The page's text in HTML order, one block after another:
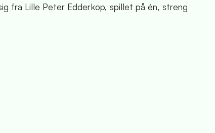
fra Lille Peter Edderkop, spillet på én, streng